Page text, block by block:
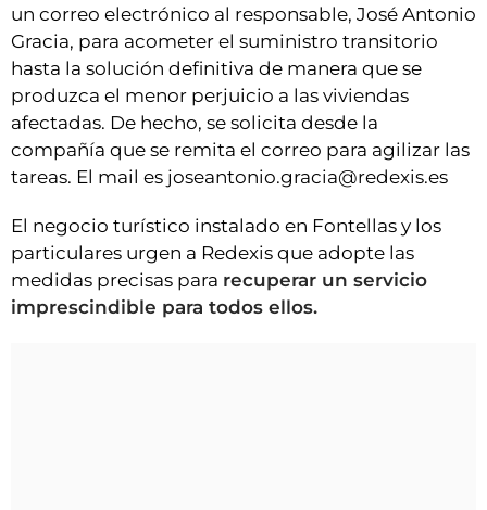
un correo electrónico al responsable, José Antonio
Gracia, para acometer el suministro transitorio
hasta la solución definitiva de manera que se
produzca el menor perjuicio a las viviendas
afectadas. De hecho, se solicita desde la
compañía que se remita el correo para agilizar las
tareas. El mail es joseantonio.gracia@redexis.es
El negocio turístico instalado en Fontellas y los
particulares urgen a Redexis que adopte las
medidas precisas para recuperar un servicio
imprescindible para todos ellos.